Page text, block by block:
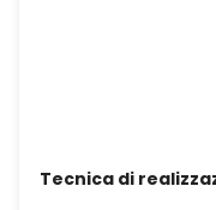
Tecnica di